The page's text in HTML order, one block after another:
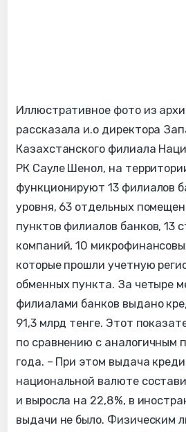
Иллюстративное фото из
рассказала и.о директора
Казахстанского филиала
РК Сауле Шенол, на
функционируют 13 филиалов
уровня, 63 отдельных
пунктов филиалов банков, 13
компаний, 10
которые прошли учетную
обменных пункта. За четыре
филиалами банков выдано
91,3 млрд тенге. Этот
по сравнению с аналогичным
года. – При этом выдача
национальной валюте
и выросла на 22,8%, в
выдачи не было. Физическим